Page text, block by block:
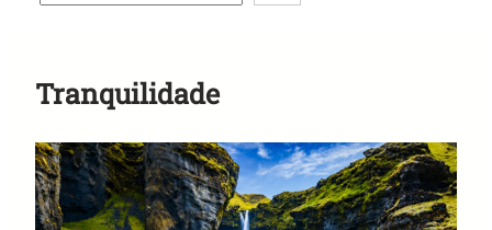
Tranquilidade